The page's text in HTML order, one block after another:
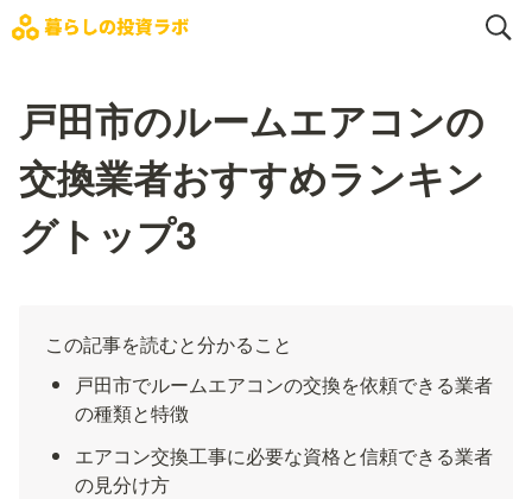
戸田市のルームエアコンの
交換業者おすすめランキン
グトップ3
この記事を読むと分かること
戸田市でルームエアコンの交換を依頼できる業者
の種類と特徴
エアコン交換工事に必要な資格と信頼できる業者
の見分け方